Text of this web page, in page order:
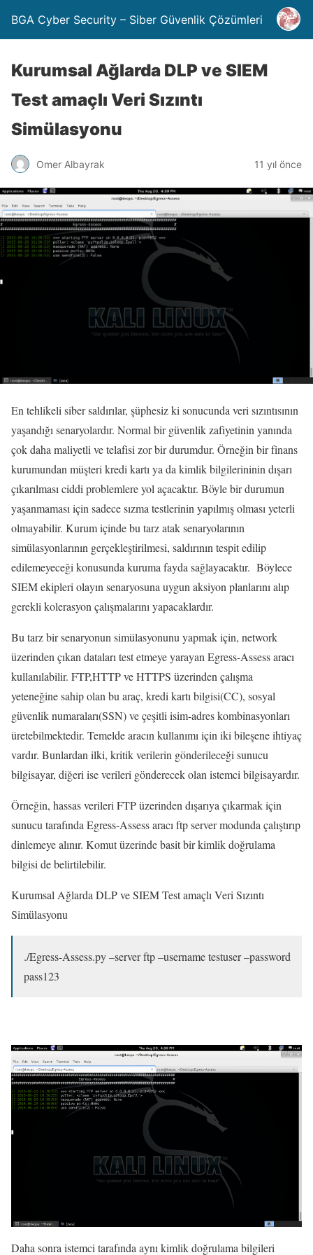
BGA Cyber Security – Siber Güvenlik Çözümleri
Kurumsal Ağlarda DLP ve SIEM
Test amaçlı Veri Sızıntı
Simülasyonu
Omer Albayrak 11 yıl önce
En tehlikeli siber saldırılar, şüphesiz ki sonucunda veri sızıntısının
yaşandığı senaryolardır. Normal bir güvenlik zafiyetinin yanında
çok daha maliyetli ve telafisi zor bir durumdur. Örneğin bir finans
kurumundan müşteri kredi kartı ya da kimlik bilgilerininin dışarı
çıkarılması ciddi problemlere yol açacaktır. Böyle bir durumun
yaşanmaması için sadece sızma testlerinin yapılmış olması yeterli
olmayabilir. Kurum içinde bu tarz atak senaryolarının
simülasyonlarının gerçekleştirilmesi, saldırının tespit edilip
edilemeyeceği konusunda kuruma fayda sağlayacaktır. Böylece
SIEM ekipleri olayın senaryosuna uygun aksiyon planlarını alıp
gerekli kolerasyon çalışmalarını yapacaklardır.
Bu tarz bir senaryonun simülasyonunu yapmak için, network
üzerinden çıkan dataları test etmeye yarayan Egress-Assess aracı
kullanılabilir. FTP,HTTP ve HTTPS üzerinden çalışma
yeteneğine sahip olan bu araç, kredi kartı bilgisi(CC), sosyal
güvenlik numaraları(SSN) ve çeşitli isim-adres kombinasyonları
üretebilmektedir. Temelde aracın kullanımı için iki bileşene ihtiyaç
vardır. Bunlardan ilki, kritik verilerin gönderileceği sunucu
bilgisayar, diğeri ise verileri gönderecek olan istemci bilgisayardır.
Örneğin, hassas verileri FTP üzerinden dışarıya çıkarmak için
sunucu tarafında Egress-Assess aracı ftp server modunda çalıştırıp
dinlemeye alınır. Komut üzerinde basit bir kimlik doğrulama
bilgisi de belirtilebilir.
Kurumsal Ağlarda DLP ve SIEM Test amaçlı Veri Sızıntı
Simülasyonu
./Egress-Assess.py –server ftp –username testuser –password
pass123
Daha sonra istemci tarafında aynı kimlik doğrulama bilgileri